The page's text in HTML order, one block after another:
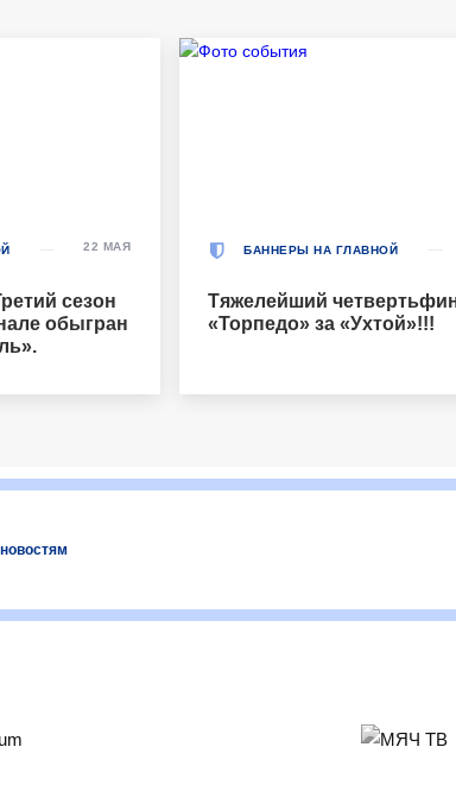
сезон
обыгран
22 МАЯ БАННЕРЫ НА ГЛАВНОЙ
Тяжелейший
«Торпедо» за «Ухтой»!!!